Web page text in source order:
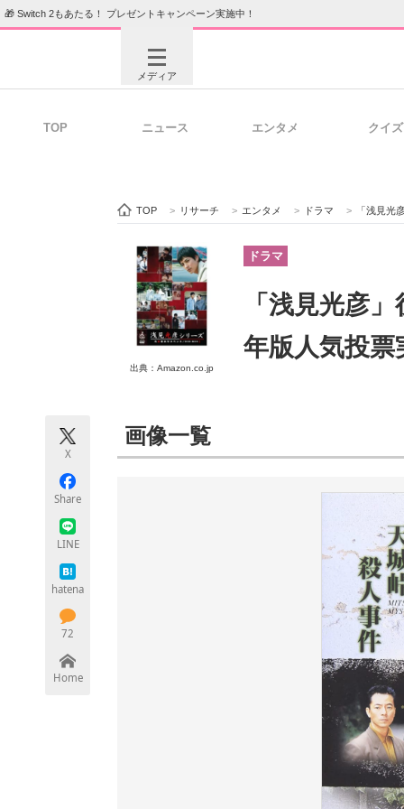
🎁 Switch 2もあたる！ プレゼントキャンペーン実施中！
メディア
ビジネスと働き方のヒント
ITエンジニア向け専門サイト
TOP ニュース エンタメ クイズ
TOP > リサーチ > エンタメ > ドラマ > 「浅見光
出典：Amazon.co.jp
ドラマ
「浅見光彦
年版人気投票
X
Share
LINE
hatena
72
Home
画像一覧